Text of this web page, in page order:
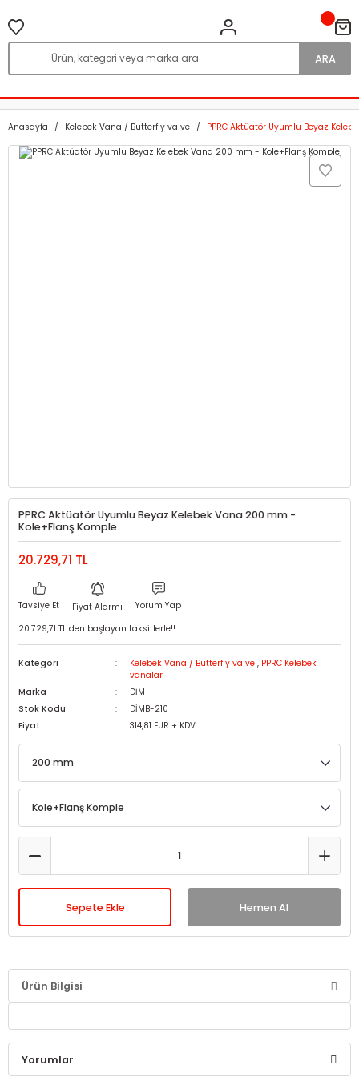
ARA
Anasayfa Kelebek Vana / Butterfly valve PPRC Aktüatör Uyumlu Beyaz
PPRC Aktüatör Uyumlu Beyaz Kelebek Vana 200 mm -
Kole+Flanş Komple
20.729,71 TL
Tavsiye Et Fiyat Alarmı
Yorum Yap
20.729,71 TL den başlayan taksitlerle!!
Kategori Kelebek Vana / Butterfly valve , PPRC Kelebek
vanalar
Marka
DİM
Stok Kodu
DİMB-210
Fiyat
314,81 EUR + KDV
Sepete Ekle Hemen Al
Ürün Bilgisi
Yorumlar